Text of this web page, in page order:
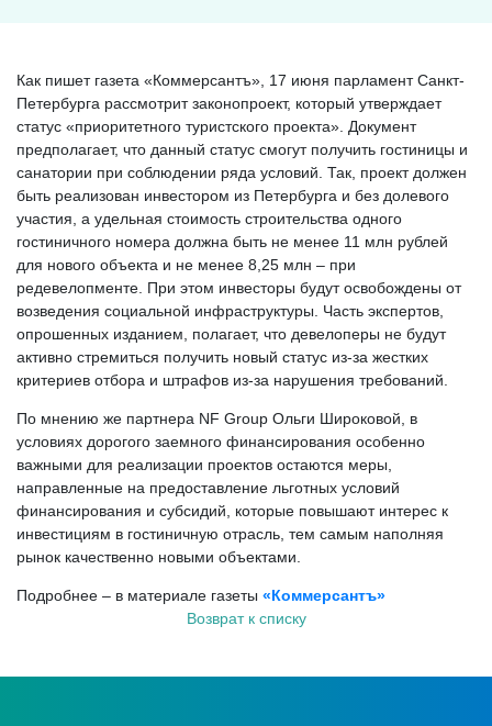
Как пишет газета «Коммерсантъ», 17 июня парламент Санкт-
Петербурга рассмотрит законопроект, который утверждает
статус «приоритетного туристского проекта». Документ
предполагает, что данный статус смогут получить гостиницы и
санатории при соблюдении ряда условий. Так, проект должен
быть реализован инвестором из Петербурга и без долевого
участия, а удельная стоимость строительства одного
гостиничного номера должна быть не менее 11 млн рублей
для нового объекта и не менее 8,25 млн – при
редевелопменте. При этом инвесторы будут освобождены от
возведения социальной инфраструктуры. Часть экспертов,
опрошенных изданием, полагает, что девелоперы не будут
активно стремиться получить новый статус из-за жестких
критериев отбора и штрафов из-за нарушения требований.
По мнению же партнера NF Group Ольги Широковой, в
условиях дорогого заемного финансирования особенно
важными для реализации проектов остаются меры,
направленные на предоставление льготных условий
финансирования и субсидий, которые повышают интерес к
инвестициям в гостиничную отрасль, тем самым наполняя
рынок качественно новыми объектами.
Подробнее – в материале газеты «Коммерсантъ»
Возврат к списку